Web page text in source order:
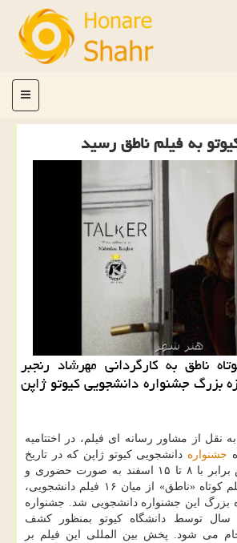
منو
به فیلم ناطق رسید
ناطق به کارگردانی مهرشاد رنجبر
بزرگ جشنواره دانشجویی کیوتو ژاپن
نقل از مشاور رسانه ای فیلم، در اختتامیه
جشنواره دانشجویی کیوتو ژاپن که در تاریخ
۲۶ فوریه تا ۵ مارس برابر با ۸ تا ۱۵ اسفند به صورت حضوری و
آنلاین برگزار شد، فیلم کوتاه «ناطق» از میان ۱۶ فیلم دانشجویی،
این جشنواره دانشجویی شد. جشنواره
سال توسط دانشگاه کیوتو بمنظور کشف
می شود. پخش بین المللی این فیلم بر